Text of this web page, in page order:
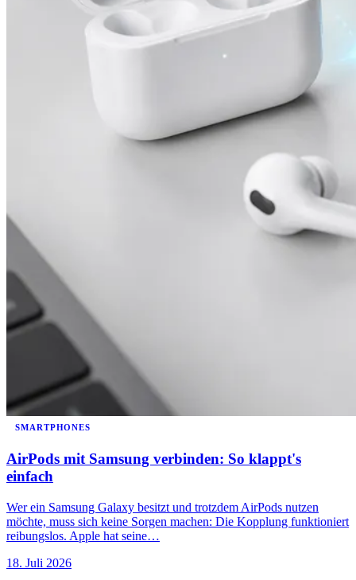
SMARTPHONES
AirPods mit Samsung verbinden: So klappt's
einfach
Wer ein Samsung Galaxy besitzt und trotzdem AirPods nutzen
möchte, muss sich keine Sorgen machen: Die Kopplung funktioniert
reibungslos. Apple hat seine…
18. Juli 2026